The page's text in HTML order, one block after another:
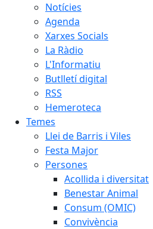
Notícies
Agenda
Xarxes Socials
La Ràdio
L'Informatiu
Butlletí digital
RSS
Hemeroteca
Temes
Llei de Barris i Viles
Festa Major
Persones
Acollida i diversitat
Benestar Animal
Consum (OMIC)
Convivència